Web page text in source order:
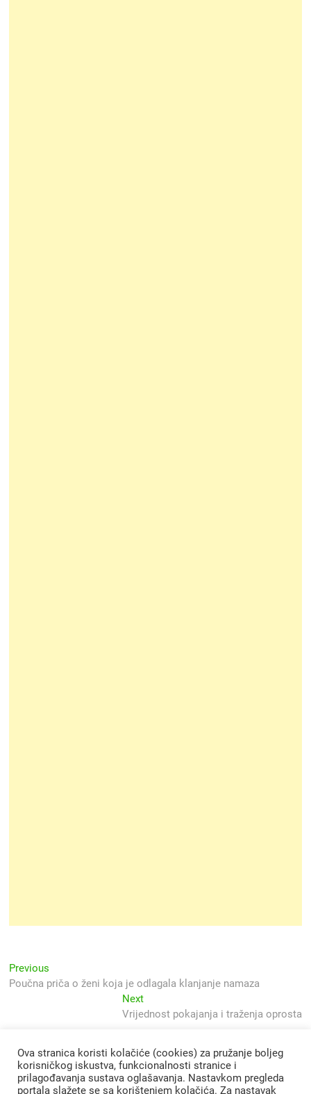
Navigacija
objava
Previous
post:
Poučna priča o ženi koja je odlagala klanjanje namaza
NextNext
post:
Vrijednost pokajanja i traženja oprosta
Ova stranica koristi kolačiće (cookies) za pružanje boljeg
korisničkog iskustva, funkcionalnosti stranice i
prilagođavanja sustava oglašavanja. Nastavkom pregleda
portala slažete se sa korištenjem kolačića. Za nastavak